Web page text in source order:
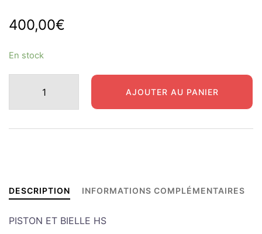
400,00€
En stock
HALF
TRACK
WHITE
AJOUTER AU PANIER
DESCRIPTION INFORMATIONS COMPLÉMENTAIRES
PISTON ET BIELLE HS